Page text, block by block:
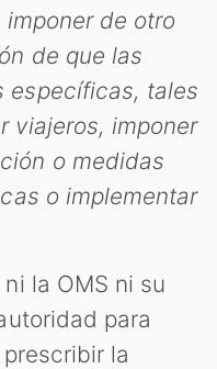
de otro
de que las
específicas, tales
viajeros, imponer
o medidas
o implementar
la OMS ni su
para
la